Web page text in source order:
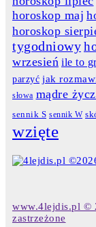
horoskop maj
horoskop
tygodniowy
wrzesień ile to
parzyć jak
słowa mądre
sennik S sennik W
wzięte
www.4lejdis.pl ©
zastrzeżone